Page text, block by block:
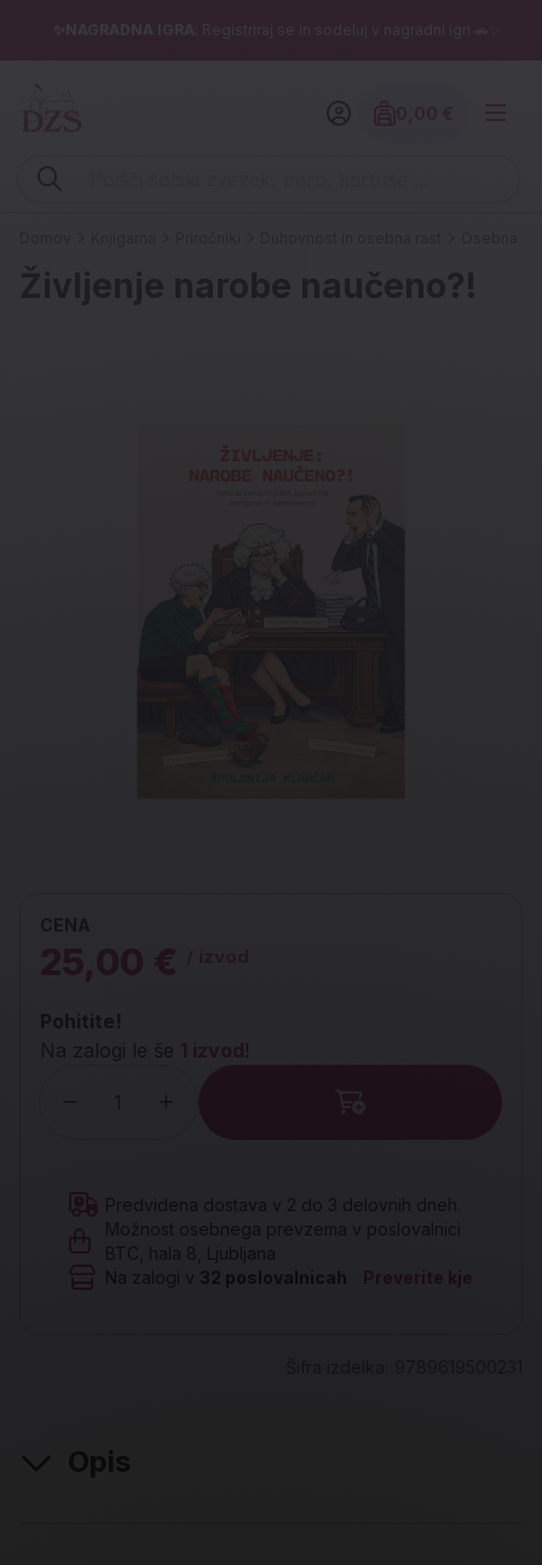
✨NAGRADNA IGRA : Registriraj se in sodeluj v nagradni igri 🚗✨
Vpišite iskalni niz (šolski zvezek, pero, kartuše ...)
Življenje narobe naučeno?!
CENA
25,00 €
Pohitite!
Na zalogi le še 1 izvod !
Predvidena dostava v 2 do 3 delovnih dneh.
Možnost osebnega prevzema v poslovalnici
BTC, hala 8, Ljubljana
Na zalogi v 32 poslovalnicah Preverite kje
Opis